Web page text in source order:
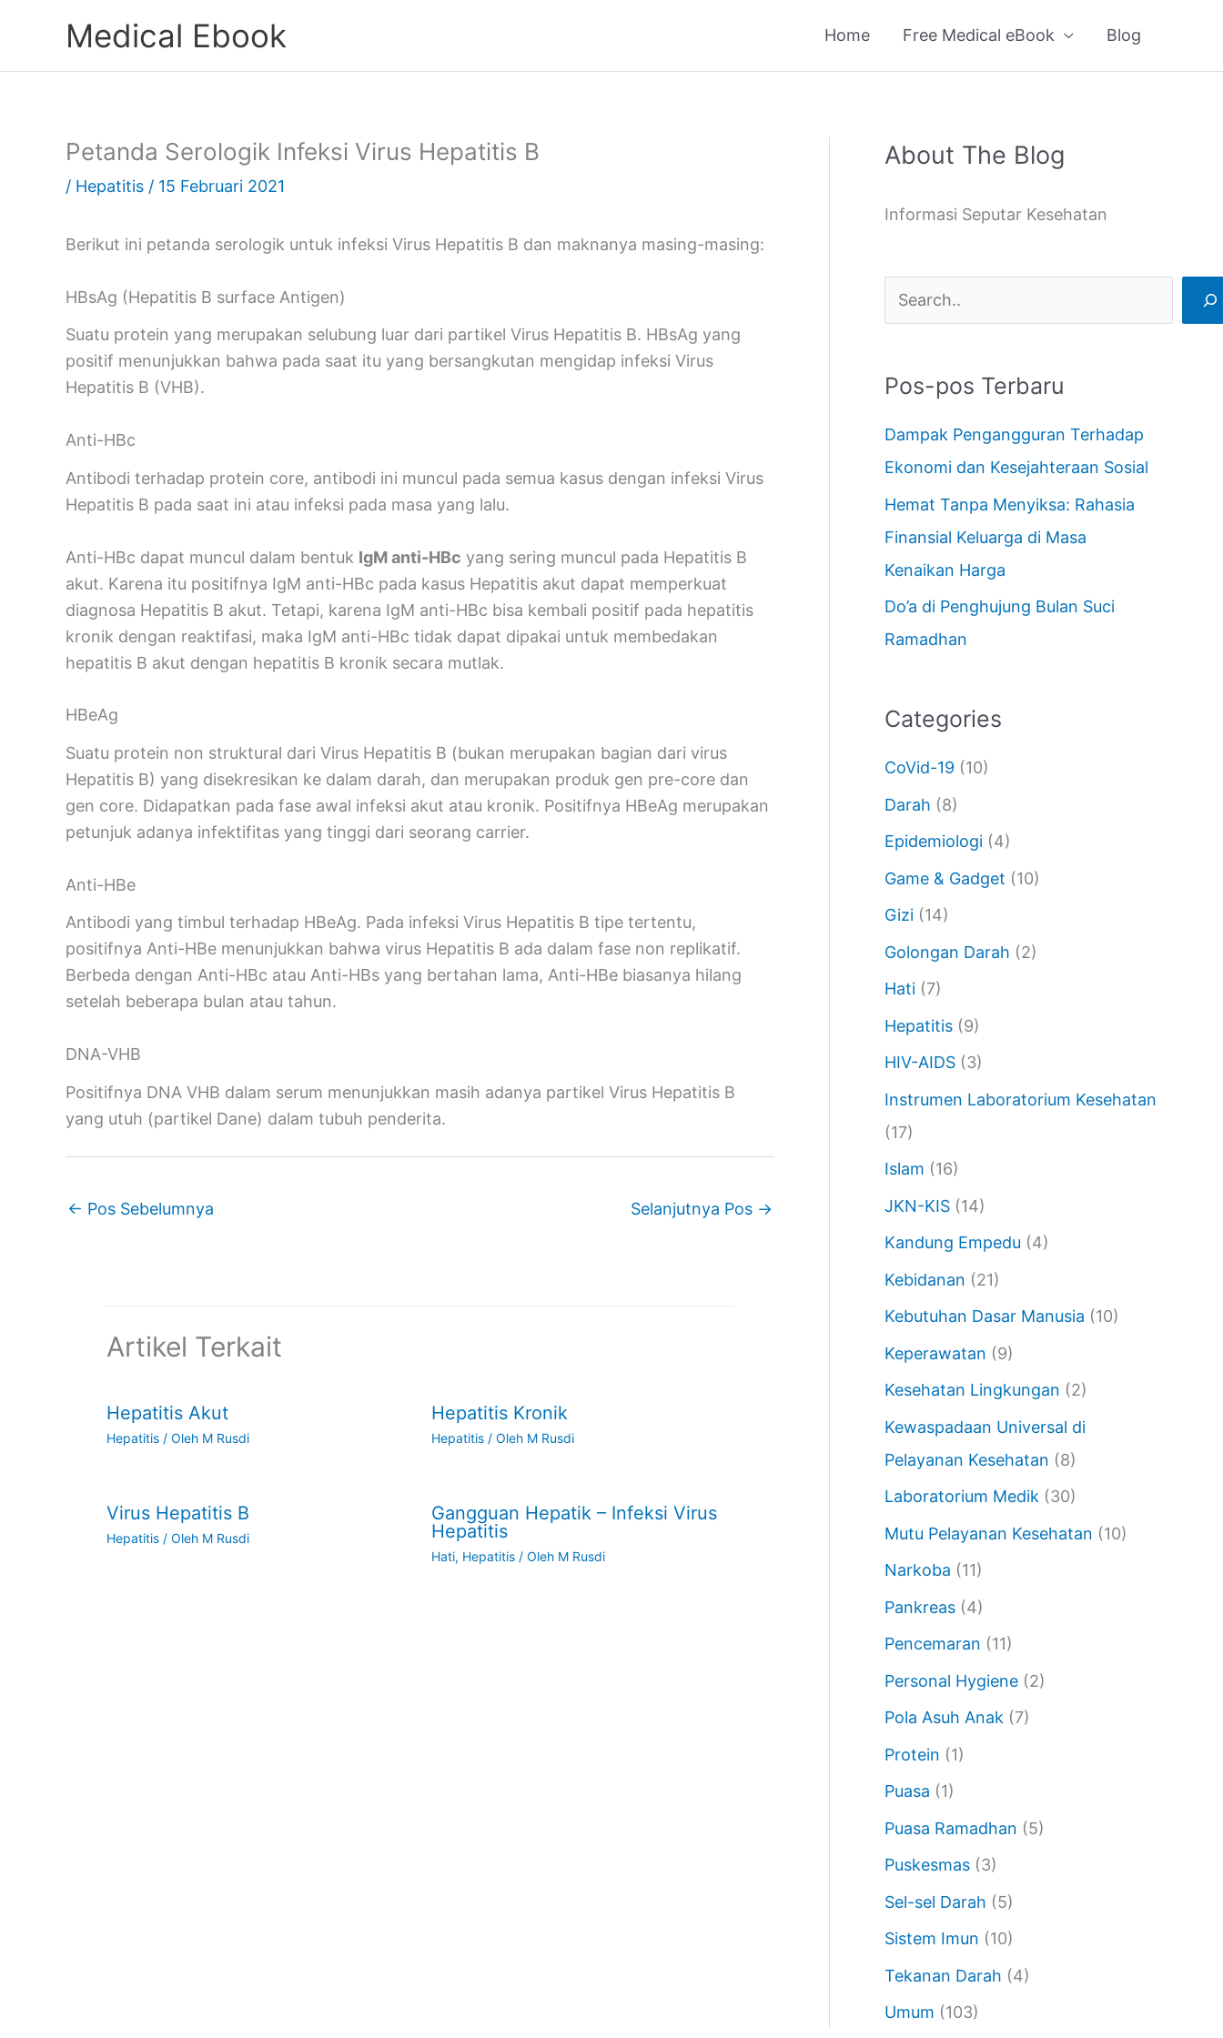
Medical Ebook Home Free Medical eBook Blog
Petanda Serologik Infeksi Virus Hepatitis B
/ Hepatitis / 15 Februari 2021
Berikut ini petanda serologik untuk infeksi Virus Hepatitis B dan maknanya masing-masing:
HBsAg (Hepatitis B surface Antigen)
Suatu protein yang merupakan selubung luar dari partikel Virus Hepatitis B. HBsAg yang
positif menunjukkan bahwa pada saat itu yang bersangkutan mengidap infeksi Virus
Hepatitis B (VHB).
Anti-HBc
Antibodi terhadap protein core, antibodi ini muncul pada semua kasus dengan infeksi Virus
Hepatitis B pada saat ini atau infeksi pada masa yang lalu.
Anti-HBc dapat muncul dalam bentuk IgM anti-HBc yang sering muncul pada Hepatitis B
akut. Karena itu positifnya IgM anti-HBc pada kasus Hepatitis akut dapat memperkuat
diagnosa Hepatitis B akut. Tetapi, karena IgM anti-HBc bisa kembali positif pada hepatitis
kronik dengan reaktifasi, maka IgM anti-HBc tidak dapat dipakai untuk membedakan
hepatitis B akut dengan hepatitis B kronik secara mutlak.
HBeAg
Suatu protein non struktural dari Virus Hepatitis B (bukan merupakan bagian dari virus
Hepatitis B) yang disekresikan ke dalam darah, dan merupakan produk gen pre-core dan
gen core. Didapatkan pada fase awal infeksi akut atau kronik. Positifnya HBeAg merupakan
petunjuk adanya infektifitas yang tinggi dari seorang carrier.
Anti-HBe
Antibodi yang timbul terhadap HBeAg. Pada infeksi Virus Hepatitis B tipe tertentu,
positifnya Anti-HBe menunjukkan bahwa virus Hepatitis B ada dalam fase non replikatif.
Berbeda dengan Anti-HBc atau Anti-HBs yang bertahan lama, Anti-HBe biasanya hilang
setelah beberapa bulan atau tahun.
DNA-VHB
Positifnya DNA VHB dalam serum menunjukkan masih adanya partikel Virus Hepatitis B
yang utuh (partikel Dane) dalam tubuh penderita.
← Pos Sebelumnya Selanjutnya Pos →
Artikel Terkait
Hepatitis Akut
Hepatitis / Oleh M Rusdi
Hepatitis Kronik
Hepatitis / Oleh M Rusdi
Virus Hepatitis B
Hepatitis / Oleh M Rusdi
Gangguan Hepatik – Infeksi Virus
Hepatitis
Hati, Hepatitis / Oleh M Rusdi
About The Blog
Informasi Seputar Kesehatan
C
r
Pos-pos Terbaru
Dampak Pengangguran Terhadap
Ekonomi dan Kesejahteraan Sosial
Hemat Tanpa Menyiksa: Rahasia
Finansial Keluarga di Masa
Kenaikan Harga
Do’a di Penghujung Bulan Suci
Ramadhan
Categories
CoVid-19 (10)
Darah (8)
Epidemiologi (4)
Game & Gadget (10)
Gizi (14)
Golongan Darah (2)
Hati (7)
Hepatitis (9)
HIV-AIDS (3)
Instrumen Laboratorium Kesehatan
(17)
Islam (16)
JKN-KIS (14)
Kandung Empedu (4)
Kebidanan (21)
Kebutuhan Dasar Manusia (10)
Keperawatan (9)
Kesehatan Lingkungan (2)
Kewaspadaan Universal di
Pelayanan Kesehatan (8)
Laboratorium Medik (30)
Mutu Pelayanan Kesehatan (10)
Narkoba (11)
Pankreas (4)
Pencemaran (11)
Personal Hygiene (2)
Pola Asuh Anak (7)
Protein (1)
Puasa (1)
Puasa Ramadhan (5)
Puskesmas (3)
Sel-sel Darah (5)
Sistem Imun (10)
Tekanan Darah (4)
Umum (103)